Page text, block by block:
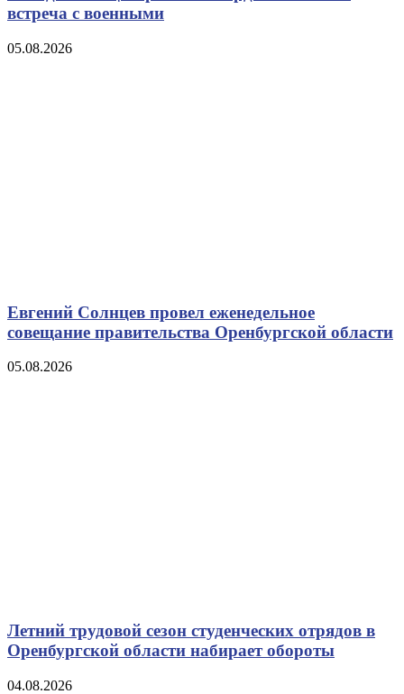
встреча с военными
05.08.2026
Евгений Солнцев провел еженедельное
совещание правительства Оренбургской области
05.08.2026
Летний трудовой сезон студенческих отрядов в
Оренбургской области набирает обороты
04.08.2026